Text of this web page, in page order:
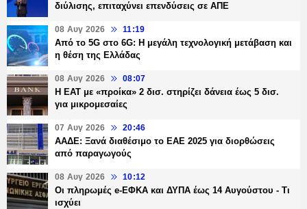
διύλισης, επιταχύνει επενδύσεις σε ΑΠΕ
08 Αυγ 2026 11:19
Από το 5G στο 6G: Η μεγάλη τεχνολογική μετάβαση και
η θέση της Ελλάδας
08 Αυγ 2026 08:07
Η ΕΑΤ με «προίκα» 2 δισ. στηρίζει δάνεια έως 5 δισ.
για μικρομεσαίες
07 Αυγ 2026 20:46
ΑΑΔΕ: Ξανά διαθέσιμο το ΕΑΕ 2025 για διορθώσεις
από παραγωγούς
08 Αυγ 2026 10:12
Οι πληρωμές e-ΕΦΚΑ και ΔΥΠΑ έως 14 Αυγούστου - Τι
ισχύει